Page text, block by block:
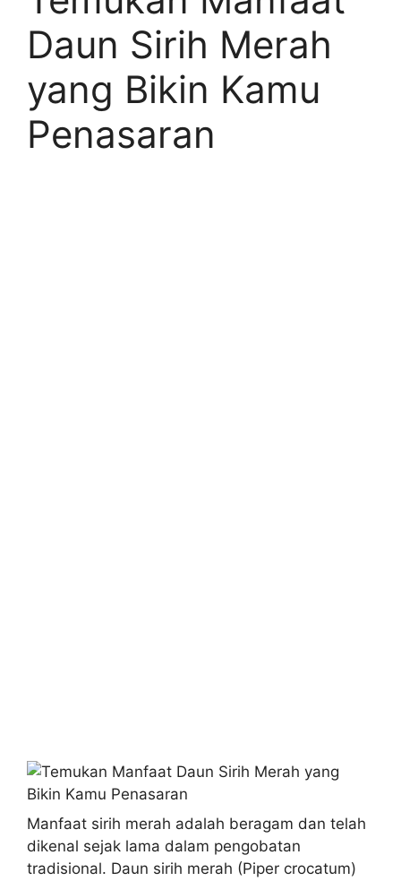
Daun Sirih Merah
yang Bikin Kamu
Penasaran
Manfaat sirih merah adalah beragam dan telah
dikenal sejak lama dalam pengobatan
tradisional. Daun sirih merah (Piper crocatum)